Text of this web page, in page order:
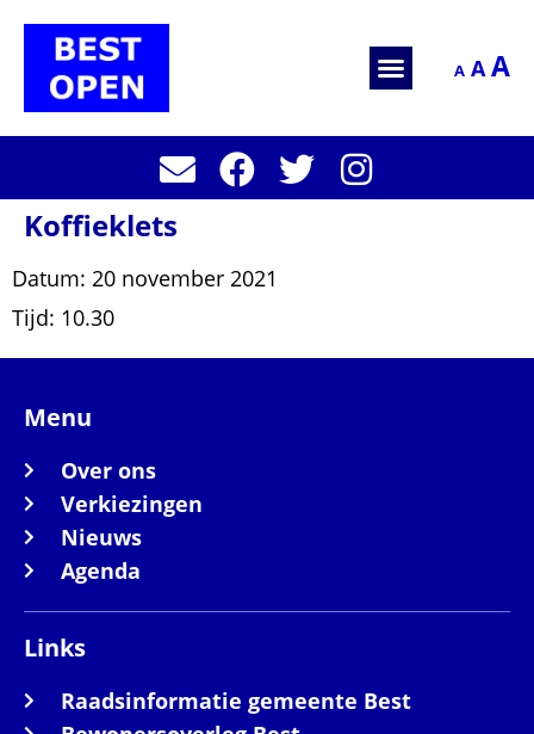
A A A
Koffieklets
Datum: 20 november 2021
Tijd: 10.30
Menu
Over ons
Verkiezingen
Nieuws
Agenda
Links
Raadsinformatie gemeente Best